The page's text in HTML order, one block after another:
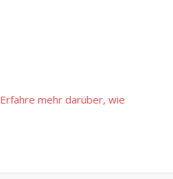
Erfahre mehr darüber, wie